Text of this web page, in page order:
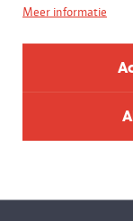
Meer informatie
Voor
Kapitein MASsimo
de kinderen zo